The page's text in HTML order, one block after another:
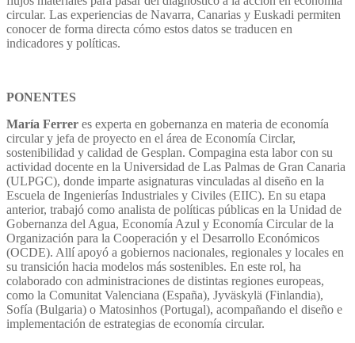
circular. Las experiencias de Navarra, Canarias y Euskadi permiten
conocer de forma directa cómo estos datos se traducen en
indicadores y políticas.
PONENTES
María Ferrer es experta en gobernanza en materia de economía
circular y jefa de proyecto en el área de Economía Circlar,
sostenibilidad y calidad de Gesplan. Compagina esta labor con su
actividad docente en la Universidad de Las Palmas de Gran Canaria
(ULPGC), donde imparte asignaturas vinculadas al diseño en la
Escuela de Ingenierías Industriales y Civiles (EIIC). En su etapa
anterior, trabajó como analista de políticas públicas en la Unidad de
Gobernanza del Agua, Economía Azul y Economía Circular de la
Organización para la Cooperación y el Desarrollo Económicos
(OCDE). Allí apoyó a gobiernos nacionales, regionales y locales en
su transición hacia modelos más sostenibles. En este rol, ha
colaborado con administraciones de distintas regiones europeas,
como la Comunitat Valenciana (España), Jyväskylä (Finlandia),
Sofía (Bulgaria) o Matosinhos (Portugal), acompañando el diseño e
implementación de estrategias de economía circular.